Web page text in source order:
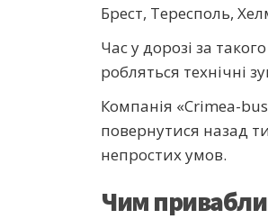
Брест, Тересполь,
Час у дорозі за
робляться технічні
Компанія «Crimea-
повернутися назад
непростих умов.
Чим